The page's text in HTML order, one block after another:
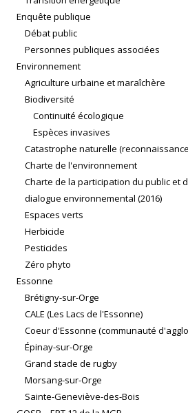
Enquête publique
Débat public
Personnes publiques associées
Environnement
Agriculture urbaine et maraîchère
Biodiversité
Continuité écologique
Espèces invasives
Catastrophe naturelle
Charte de l'environnement
Charte de la participation du public et
dialogue environnemental (2016)
Espaces verts
Herbicide
Pesticides
Zéro phyto
Essonne
Brétigny-sur-Orge
CALE (Les Lacs de l'Essonne)
Coeur d'Essonne (communauté
Épinay-sur-Orge
Grand stade de rugby
Morsang-sur-Orge
Sainte-Geneviève-des-Bois